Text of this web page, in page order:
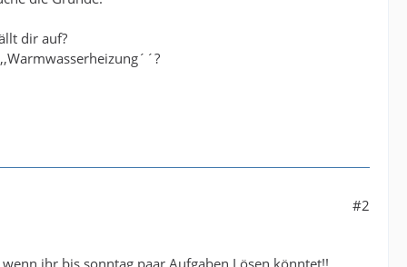
dir auf?
#2
ihr bis sonntag paar Aufgaben Lösen könntet!!